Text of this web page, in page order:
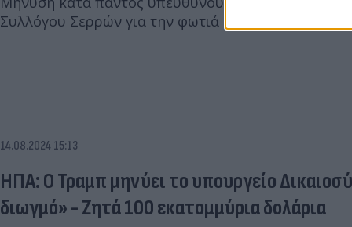
Συλλόγου Σερρών για την φωτιά στο όρος Όρβηλος.
14.08.2024 15:13
ΗΠΑ: Ο Τραμπ μηνύει το υπουργείο
διωγμό» - Ζητά 100 εκατομμύρια δολάρια